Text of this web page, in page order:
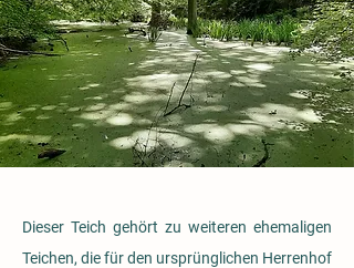
Dieser Teich gehört zu weiteren ehemaligen
Teichen, die für den ursprünglichen Herrenhof